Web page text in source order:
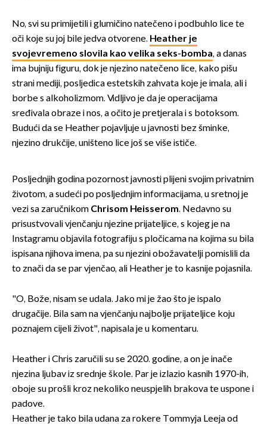
No, svi su primijetili i glumičino natečeno i podbuhlo lice te
oči koje su joj bile jedva otvorene. Heather je
svojevremeno slovila kao velika seks-bomba, a danas
ima bujniju figuru, dok je njezino natečeno lice, kako pišu
strani mediji, posljedica estetskih zahvata koje je imala, ali i
borbe s alkoholizmom. Vidljivo je da je operacijama
sređivala obraze i nos, a očito je pretjerala i s botoksom.
Budući da se Heather pojavljuje u javnosti bez šminke,
njezino drukčije, uništeno lice još se više ističe.
Posljednjih godina pozornost javnosti plijeni svojim privatnim
životom, a sudeći po posljednjim informacijama, u sretnoj je
vezi sa zaručnikom Chrisom Heisserom. Nedavno su
prisustvovali vjenčanju njezine prijateljice, s kojeg je na
Instagramu objavila fotografiju s pločicama na kojima su bila
ispisana njihova imena, pa su njezini obožavatelji pomislili da
to znači da se par vjenčao, ali Heather je to kasnije pojasnila.
"O, Bože, nisam se udala. Jako mi je žao što je ispalo
drugačije. Bila sam na vjenčanju najbolje prijateljice koju
poznajem cijeli život", napisala je u komentaru.
Heather i Chris zaručili su se 2020. godine, a on je inače
njezina ljubav iz srednje škole. Par je izlazio kasnih 1970-ih,
oboje su prošli kroz nekoliko neuspjelih brakova te uspone i
padove.
Heather je tako bila udana za rokere Tommyja Leeja od